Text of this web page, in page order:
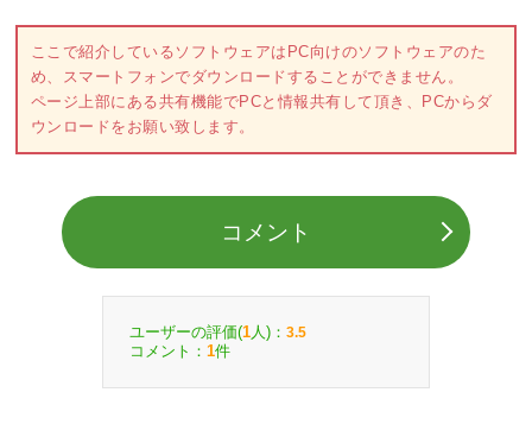
ここで紹介しているソフトウェアはPC向けのソフトウェアのた
め、スマートフォンでダウンロードすることができません。
ページ上部にある共有機能でPCと情報共有して頂き、PCからダ
ウンロードをお願い致します。
コメント
ユーザーの評価(1 人)： 3.5
コメント： 1件